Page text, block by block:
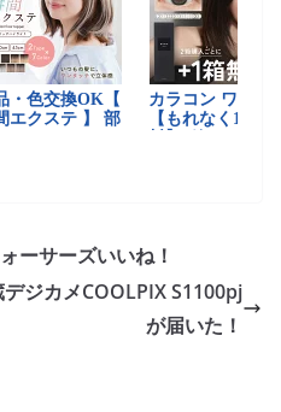
ーサーズいいね！
ジカメCOOLPIX S1100pj
が届いた！